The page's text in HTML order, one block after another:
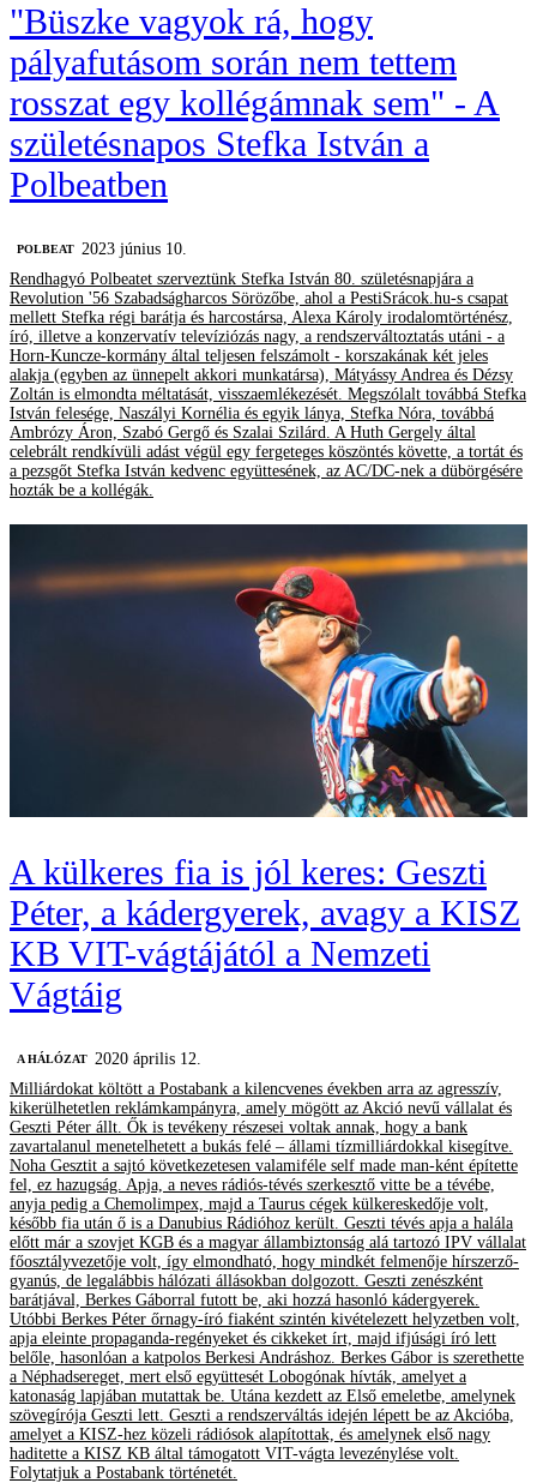
"Büszke vagyok rá, hogy
pályafutásom során nem tettem
rosszat egy kollégámnak sem" - A
születésnapos Stefka István a
Polbeatben
‎POLBEAT 2023 június 10.
Rendhagyó Polbeatet szerveztünk Stefka István 80. születésnapjára a
Revolution '56 Szabadságharcos Sörözőbe, ahol a PestiSrácok.hu-s csapat
mellett Stefka régi barátja és harcostársa, Alexa Károly irodalomtörténész,
író, illetve a konzervatív televíziózás nagy, a rendszerváltoztatás utáni - a
Horn-Kuncze-kormány által teljesen felszámolt - korszakának két jeles
alakja (egyben az ünnepelt akkori munkatársa), Mátyássy Andrea és Dézsy
Zoltán is elmondta méltatását, visszaemlékezését. Megszólalt továbbá Stefka
István felesége, Naszályi Kornélia és egyik lánya, Stefka Nóra, továbbá
Ambrózy Áron, Szabó Gergő és Szalai Szilárd. A Huth Gergely által
celebrált rendkívüli adást végül egy fergeteges köszöntés követte, a tortát és
a pezsgőt Stefka István kedvenc együttesének, az AC/DC-nek a dübörgésére
hozták be a kollégák.
A külkeres fia is jól keres: Geszti
Péter, a kádergyerek, avagy a KISZ
KB VIT-vágtájától a Nemzeti
Vágtáig
A HÁLÓZAT
2020 április 12.
Milliárdokat költött a Postabank a kilencvenes években arra az agresszív,
kikerülhetetlen reklámkampányra, amely mögött az Akció nevű vállalat és
Geszti Péter állt. Ők is tevékeny részesei voltak annak, hogy a bank
zavartalanul menetelhetett a bukás felé – állami tízmilliárdokkal kisegítve.
Noha Gesztit a sajtó következetesen valamiféle self made man-ként építette
fel, ez hazugság. Apja, a neves rádiós-tévés szerkesztő vitte be a tévébe,
anyja pedig a Chemolimpex, majd a Taurus cégek külkereskedője volt,
később fia után ő is a Danubius Rádióhoz került. Geszti tévés apja a halála
előtt már a szovjet KGB és a magyar állambiztonság alá tartozó IPV vállalat
főosztályvezetője volt, így elmondható, hogy mindkét felmenője hírszerző-
gyanús, de legalábbis hálózati állásokban dolgozott. Geszti zenészként
barátjával, Berkes Gáborral futott be, aki hozzá hasonló kádergyerek.
Utóbbi Berkes Péter őrnagy-író fiaként szintén kivételezett helyzetben volt,
apja eleinte propaganda-regényeket és cikkeket írt, majd ifjúsági író lett
belőle, hasonlóan a katpolos Berkesi Andráshoz. Berkes Gábor is szerethette
a Néphadsereget, mert első együttesét Lobogónak hívták, amelyet a
katonaság lapjában mutattak be. Utána kezdett az Első emeletbe, amelynek
szövegírója Geszti lett. Geszti a rendszerváltás idején lépett be az Akcióba,
amelyet a KISZ-hez közeli rádiósok alapítottak, és amelynek első nagy
haditette a KISZ KB által támogatott VIT-vágta levezénylése volt.
Folytatjuk a Postabank történetét.